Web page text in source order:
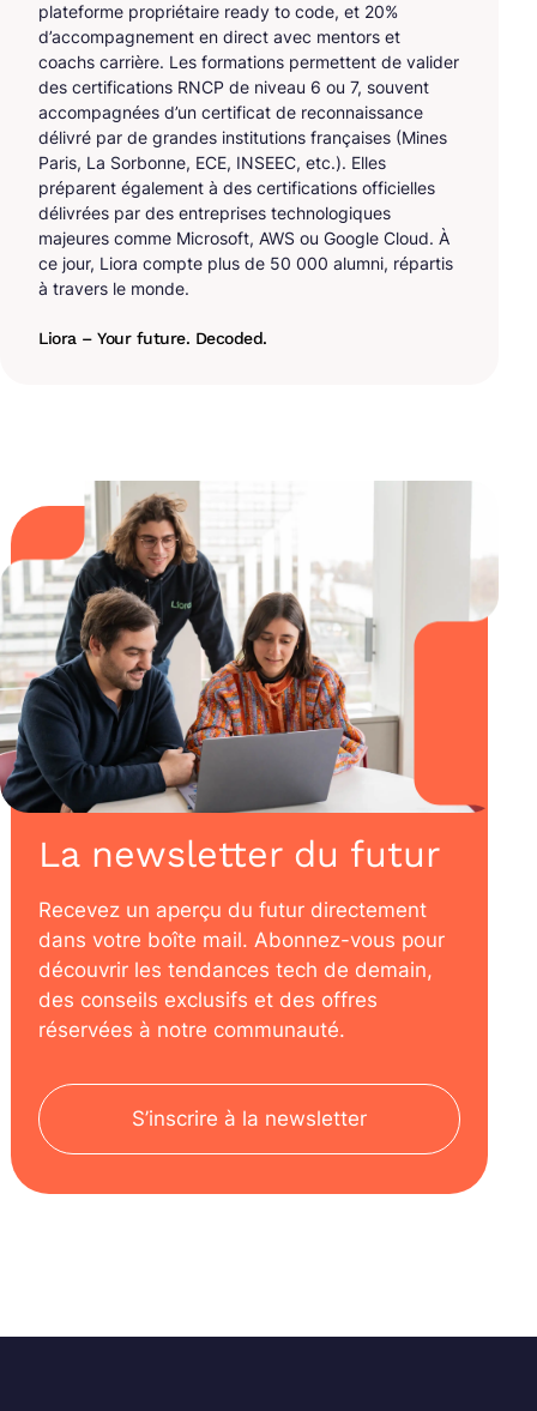
plateforme propriétaire ready to code, et 20%
d’accompagnement en direct avec mentors et
coachs carrière. Les formations permettent de valider
des certifications RNCP de niveau 6 ou 7, souvent
accompagnées d’un certificat de reconnaissance
délivré par de grandes institutions françaises (Mines
Paris, La Sorbonne, ECE, INSEEC, etc.). Elles
préparent également à des certifications officielles
délivrées par des entreprises technologiques
majeures comme Microsoft, AWS ou Google Cloud. À
ce jour, Liora compte plus de 50 000 alumni, répartis
à travers le monde.
Liora – Your future. Decoded.
La newsletter du futur
Recevez un aperçu du futur directement
dans votre boîte mail. Abonnez-vous pour
découvrir les tendances tech de demain,
des conseils exclusifs et des offres
réservées à notre communauté.
S’inscrire à la newsletter